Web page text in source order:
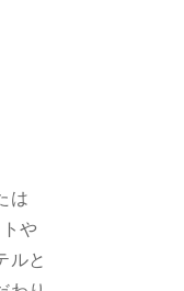
は
や
ルと